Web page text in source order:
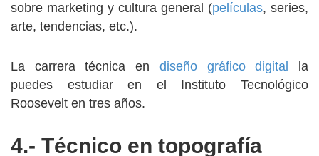
sobre marketing y cultura general (películas, series,
arte, tendencias, etc.).
La carrera técnica en diseño gráfico digital
la
puedes estudiar en el Instituto Tecnológico
Roosevelt en tres años.
4.- Técnico en topografía